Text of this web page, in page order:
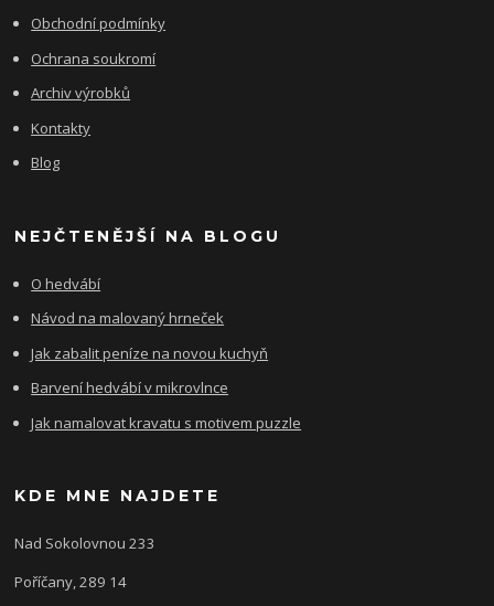
Obchodní podmínky
Ochrana soukromí
Archiv výrobků
Kontakty
Blog
NEJČTENĚJŠÍ NA BLOGU
O hedvábí
Návod na malovaný hrneček
Jak zabalit peníze na novou kuchyň
Barvení hedvábí v mikrovlnce
Jak namalovat kravatu s motivem puzzle
KDE MNE NAJDETE
Nad Sokolovnou 233
Poříčany, 289 14